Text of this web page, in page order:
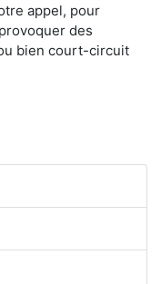
appel, pour
des
bien court-circuit